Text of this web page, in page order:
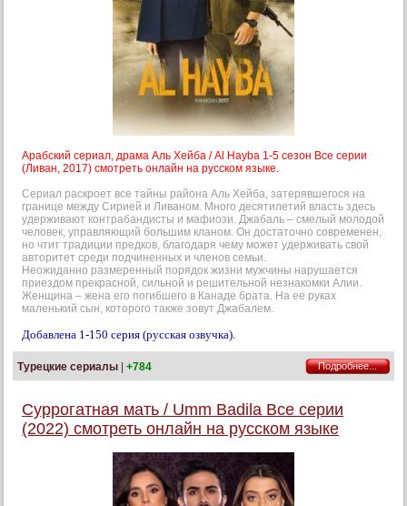
Арабский сериал, драма Аль Хейба / Al Hayba 1-5 сезон Все серии
(Ливан, 2017) смотреть онлайн на русском языке.
Сериал раскроет все тайны района Аль Хейба, затерявшегося на
границе между Сирией и Ливаном. Много десятилетий власть здесь
удерживают контрабандисты и мафиози. Джабаль – смелый молодой
человек, управляющий большим кланом. Он достаточно современен,
но чтит традиции предков, благодаря чему может удерживать свой
авторитет среди подчиненных и членов семьи.
Неожиданно размеренный порядок жизни мужчины нарушается
приездом прекрасной, сильной и решительной незнакомки Алии.
Женщина – жена его погибшего в Канаде брата. На ее руках
маленький сын, которого также зовут Джабалем.
Добавлена 1-150 серия (русская озвучка).
Турецкие сериалы +784 Подробнее...
Суррогатная мать / Umm Badila Все серии
(2022) смотреть онлайн на русском языке